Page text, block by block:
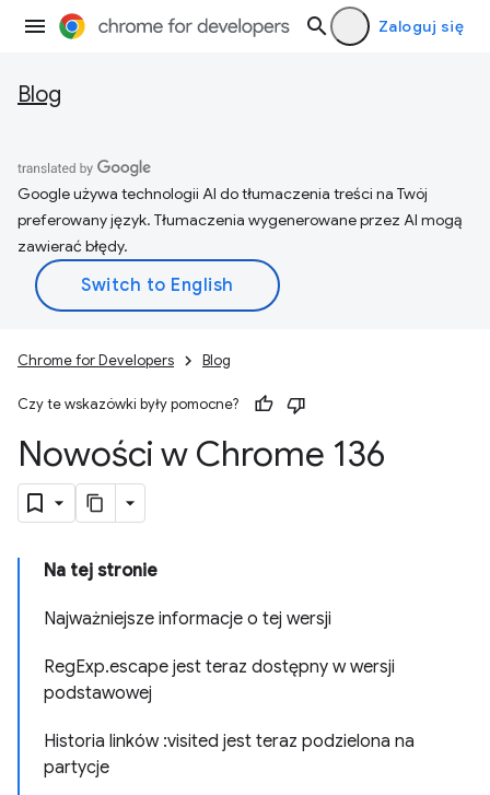
Zaloguj się
Blog
Google używa technologii AI do tłumaczenia treści na Twój
preferowany język. Tłumaczenia wygenerowane przez AI mogą
zawierać błędy.
Chrome for Developers Blog
Czy te wskazówki były pomocne?
Nowości w Chrome 136
Na tej stronie
Najważniejsze informacje o tej wersji
RegExp.escape jest teraz dostępny w wersji
podstawowej
Historia linków :visited jest teraz podzielona na
partycje